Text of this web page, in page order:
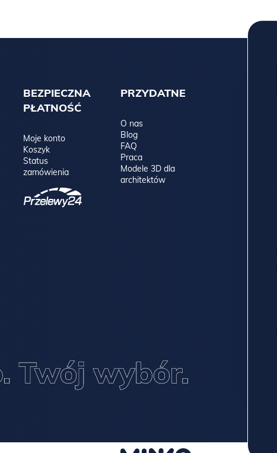
BEZPIECZNA
PŁATNOŚĆ
Moje konto
Koszyk
Status
zamówienia
PRZYDATNE
O nas
Blog
FAQ
Praca
Modele 3D dla
architektów